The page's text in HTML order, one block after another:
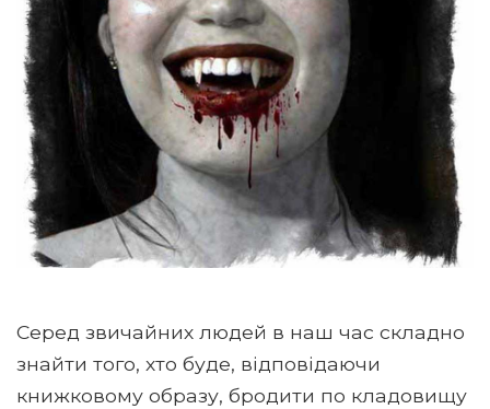
Серед звичайних людей в наш час складно
знайти того, хто буде, відповідаючи
книжковому образу, бродити по кладовищу